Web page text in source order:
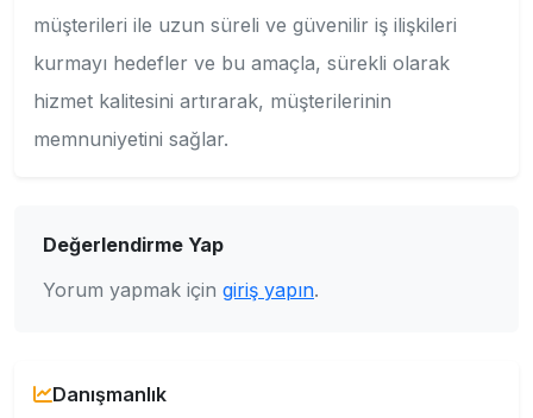
müşterileri ile uzun süreli ve güvenilir iş ilişkileri
kurmayı hedefler ve bu amaçla, sürekli olarak
hizmet kalitesini artırarak, müşterilerinin
memnuniyetini sağlar.
Değerlendirme Yap
Yorum yapmak için giriş yapın.
Danışmanlık